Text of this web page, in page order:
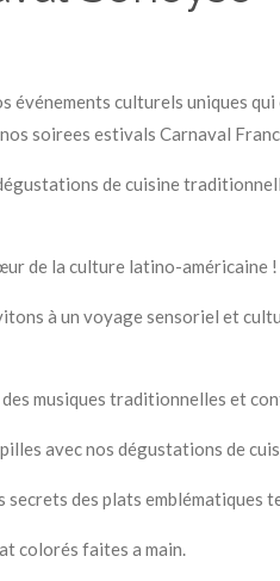
événements culturels uniques
soirees estivals Carnaval
de cuisine
de la culture latino-américaine !
à un voyage sensoriel et
musiques traditionnelles et
avec nos dégustations de
secrets des plats emblématiques
colorés faites a main.